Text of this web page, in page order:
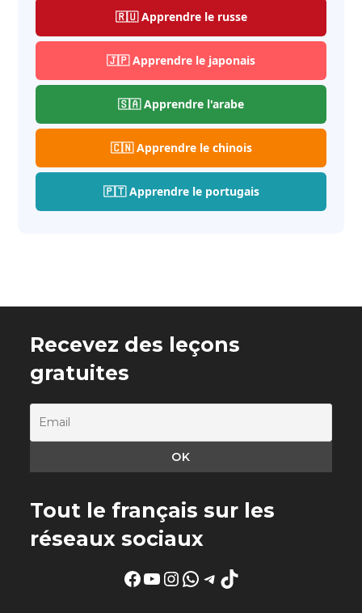
🇷🇺 Apprendre le russe
🇯🇵 Apprendre le japonais
🇸🇦 Apprendre l'arabe
🇨🇳 Apprendre le chinois
🇵🇹 Apprendre le portugais
Recevez des leçons
gratuites
Tout le français sur les
réseaux sociaux
Facebook
YouTube
Instagram
WhatsApp
Telegram
TikTok